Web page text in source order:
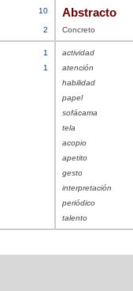
10
2
Abstracto
Concreto
1
1
actividad
atención
habilidad
papel
sofácama
tela
acopio
apetito
gesto
interpretación
periódico
talento